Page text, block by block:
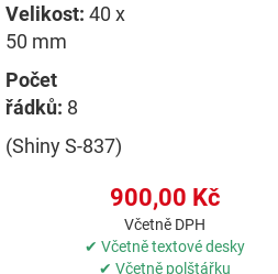
Velikost: 40 x
50 mm
Počet
řádků: 8
(Shiny S-837)
900,00 Kč
Včetně DPH
✔ Včetně textové desky
✔ Včetně polštářku